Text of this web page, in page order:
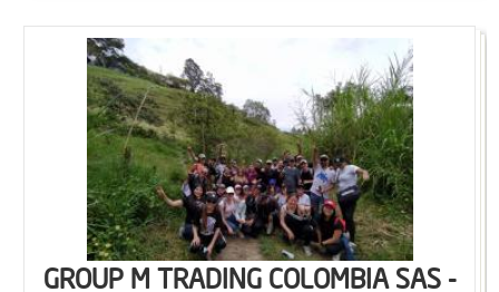
GROUP M TRADING COLOMBIA SAS -